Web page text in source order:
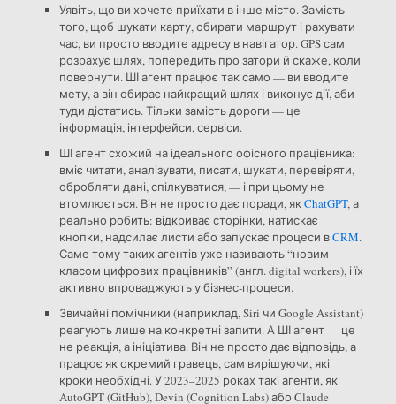
Уявіть, що ви хочете приїхати в інше місто. Замість
того, щоб шукати карту, обирати маршрут і рахувати
час, ви просто вводите адресу в навігатор. GPS сам
розрахує шлях, попередить про затори й скаже, коли
повернути. ШІ агент працює так само — ви вводите
мету, а він обирає найкращий шлях і виконує дії, аби
туди дістатись. Тільки замість дороги — це
інформація, інтерфейси, сервіси.
ШІ агент схожий на ідеального офісного працівника:
вміє читати, аналізувати, писати, шукати, перевіряти,
обробляти дані, спілкуватися, — і при цьому не
втомлюється. Він не просто дає поради, якChatGPT, а
реально робить: відкриває сторінки, натискає
кнопки, надсилає листи або запускає процеси вCRM.
Саме тому таких агентів уже називають “новим
класом цифрових працівників” (англ. digital workers), і їх
активно впроваджують у бізнес-процеси.
Звичайні помічники (наприклад, Siri чи Google Assistant)
реагують лише на конкретні запити. А ШІ агент — це
не реакція, а ініціатива. Він не просто дає відповідь, а
працює як окремий гравець, сам вирішуючи, які
кроки необхідні. У 2023–2025 роках такі агенти, як
AutoGPT (GitHub), Devin (Cognition Labs) або Claude